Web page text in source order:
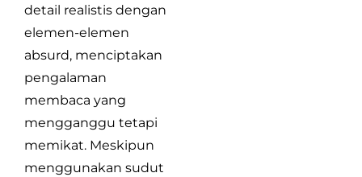
detail realistis dengan
elemen-elemen
absurd, menciptakan
pengalaman
membaca yang
mengganggu tetapi
memikat. Meskipun
menggunakan sudut